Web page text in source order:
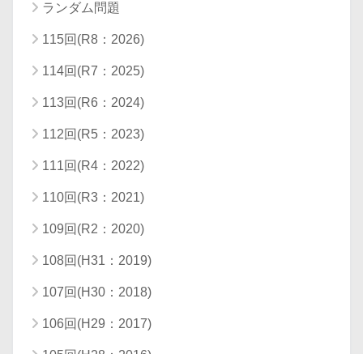
ランダム問題
115回(R8：2026)
114回(R7：2025)
113回(R6：2024)
112回(R5：2023)
111回(R4：2022)
110回(R3：2021)
109回(R2：2020)
108回(H31：2019)
107回(H30：2018)
106回(H29：2017)